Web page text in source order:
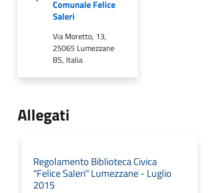
Comunale Felice
Saleri
Via Moretto, 13,
25065 Lumezzane
BS, Italia
Allegati
Regolamento Biblioteca Civica
"Felice Saleri" Lumezzane - Luglio
2015